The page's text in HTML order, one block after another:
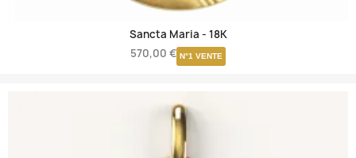
Sancta Maria - 18K
570,00 € N°1 VENTE